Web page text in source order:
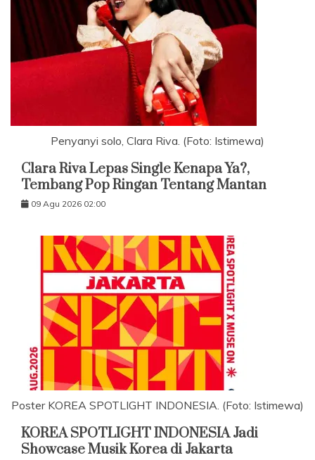
Penyanyi solo, Clara Riva. (Foto: Istimewa)
Clara Riva Lepas Single Kenapa Ya?,
Tembang Pop Ringan Tentang Mantan
09 Agu 2026 02:00
Poster KOREA SPOTLIGHT INDONESIA. (Foto: Istimewa)
KOREA SPOTLIGHT INDONESIA Jadi
Showcase Musik Korea di Jakarta